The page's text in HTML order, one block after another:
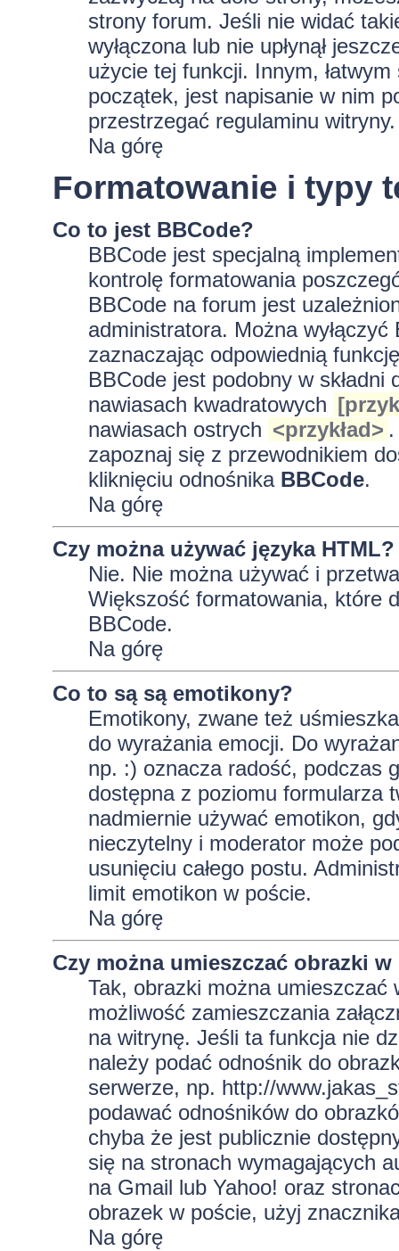
strony forum. Jeśli nie widać
wyłączona lub nie upłynął
użycie tej funkcji. Innym,
początek, jest napisanie w nim
przestrzegać regulaminu witryny.
Na górę
Formatowanie i typy
Co to jest BBCode?
BBCode jest specjalną
kontrolę formatowania
BBCode na forum jest
administratora. Można
zaznaczając odpowiednią
BBCode jest podobny w
nawiasach kwadratowych
nawiasach ostrych <przykład>
zapoznaj się z przewodnikiem
kliknięciu odnośnika BBCode.
Na górę
Czy można używać języka HTML?
Nie. Nie można używać i
Większość formatowania, które
BBCode.
Na górę
Co to są są emotikony?
Emotikony, zwane też
do wyrażania emocji. Do
np. :) oznacza radość, podczas
dostępna z poziomu formularza
nadmiernie używać emotikon,
nieczytelny i moderator może
usunięciu całego postu.
limit emotikon w poście.
Na górę
Czy można umieszczać obrazki
Tak, obrazki można umieszczać
możliwość zamieszczania
na witrynę. Jeśli ta funkcja nie
należy podać odnośnik do
serwerze, np. http://
podawać odnośników do
chyba że jest publicznie
się na stronach wymagających
na Gmail lub Yahoo! oraz
obrazek w poście, użyj
Na górę